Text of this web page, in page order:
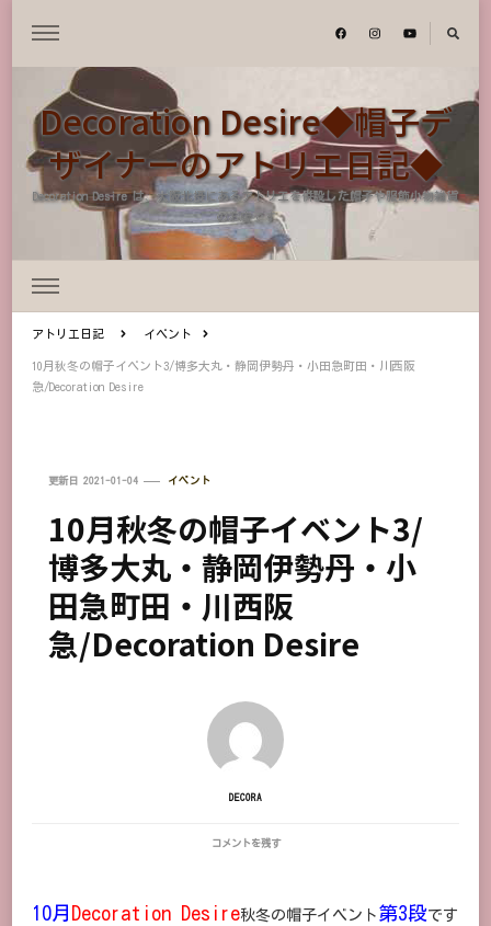
Decoration Desire◆帽子デ
ザイナーのアトリエ日記◆
Decoration Desire は、大阪北摂にあるアトリエを併設した帽子や服飾小物雑貨
のお店です
アトリエ日記 イベント
10月秋冬の帽子イベント3/博多大丸・静岡伊勢丹・小田急町田・川西阪
急/Decoration Desire
更新日 2021-01-04 イベント
10月秋冬の帽子イベント3/
博多大丸・静岡伊勢丹・小
田急町田・川西阪
急/Decoration Desire
DECORA
10
の
コメントを残す
10月 Decoration Desire秋冬の帽子イベント 第3段です